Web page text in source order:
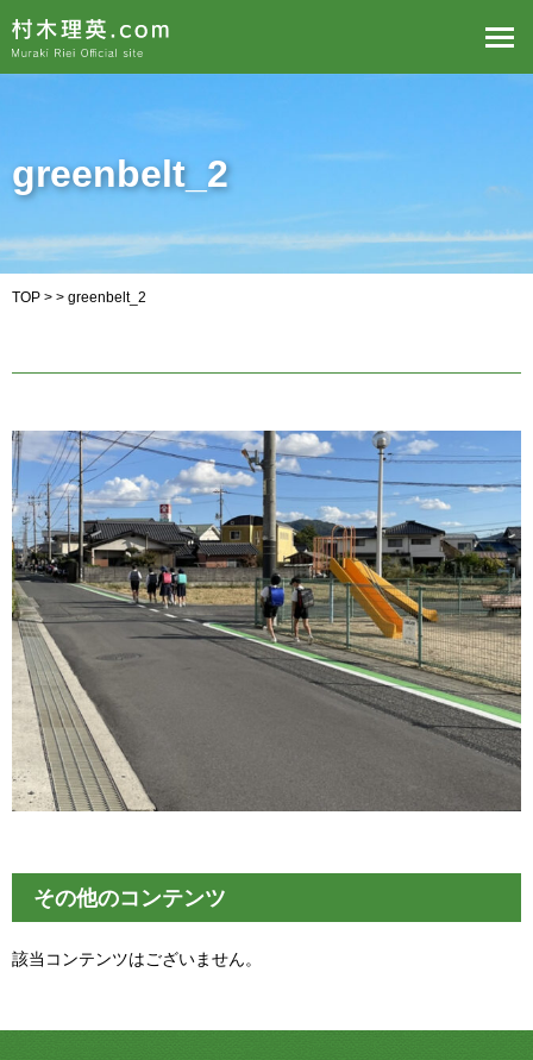
greenbelt_2
TOP > > greenbelt_2
その他のコンテンツ
該当コンテンツはございません。